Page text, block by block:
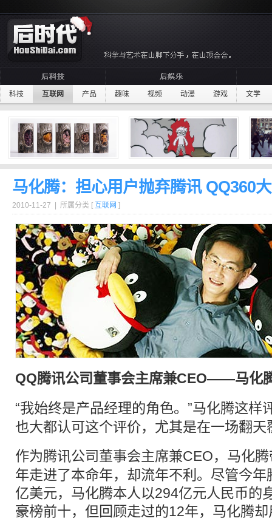
科技 互联网 产品 趣味 视频 动漫 游戏 文学
马化腾：担心用户抛弃腾讯 QQ360
2010-11-27 | 所属分类 [ 互联网 ]
QQ腾讯公司董事会主席兼CEO——马化
“我始终是产品经理的角色。”马化腾这样
也大都认可这个评价，尤其是在一场翻
作为腾讯公司董事会主席兼CEO， 马化腾
年走进了本命年，却流年不利。尽管今
亿美元，马化腾本人以294亿元人民币的
豪榜前十，但回顾走过的12年，马化腾